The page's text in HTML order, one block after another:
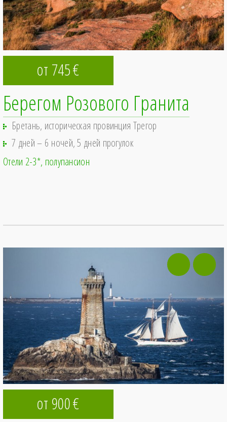
от 745€
Берегом Розового Гранита
Бретань, историческая провинция Трегор
7 дней – 6 ночей, 5 дней прогулок
Отели 2-3* полупансион
от 900€